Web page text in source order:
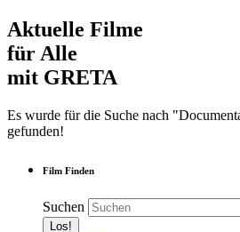
Aktuelle Filme
für Alle
mit GRETA
Es wurde für die Suche nach
gefunden!
Film Finden
Suchen